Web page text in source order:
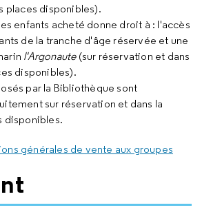
places disponibles).
enfants acheté donne droit à : l'accès
de la tranche d'âge réservée et une
l'Argonaute(sur réservation et dans
disponibles).
par la Bibliothèque sont
sur réservation et dans la
disponibles.
générales de vente aux groupes